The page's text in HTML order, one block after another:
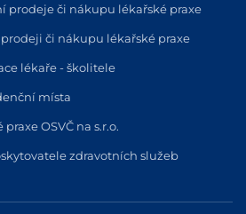
prodeje či nákupu lékařské praxe
či nákupu lékařské praxe
lékaře - školitele
místa
OSVČ na s.r.o.
zdravotních služeb